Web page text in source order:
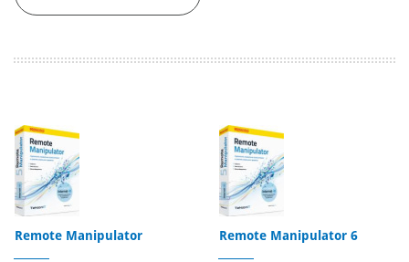
Remote Manipulator Remote Manipulator 6